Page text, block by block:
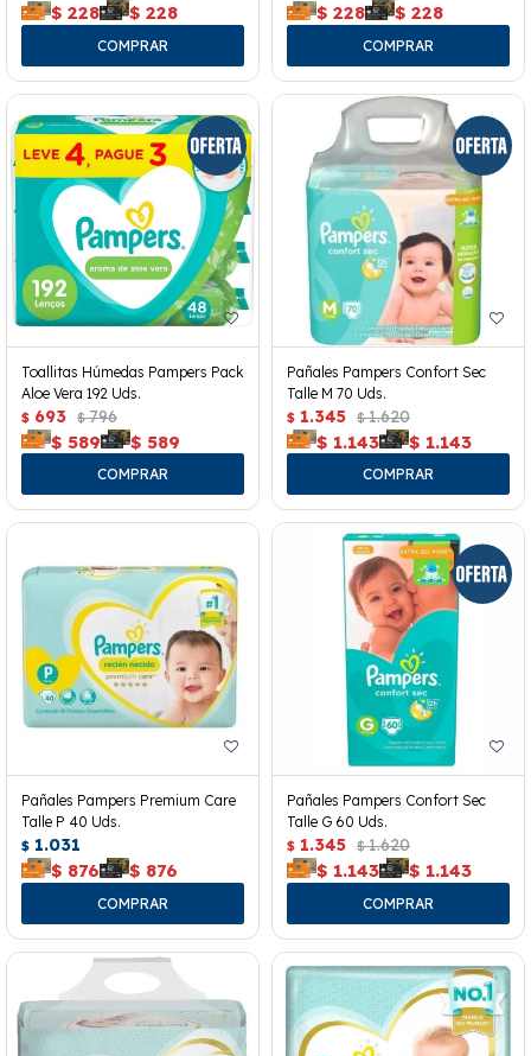
$ 228 $ 228 $ 228 $ 228
Toallitas Húmedas Pampers Pack
Aloe Vera 192 Uds.
$ 693 $ 796
$ 589 $ 589
Pañales Pampers Confort Sec
Talle M 70 Uds.
$ 1.345 $ 1.620
$ 1.143 $ 1.143
Pañales Pampers Premium Care
Talle P 40 Uds.
$ 1.031
$ 876 $ 876
Pañales Pampers Confort Sec
Talle G 60 Uds.
$ 1.345 $ 1.620
$ 1.143 $ 1.143